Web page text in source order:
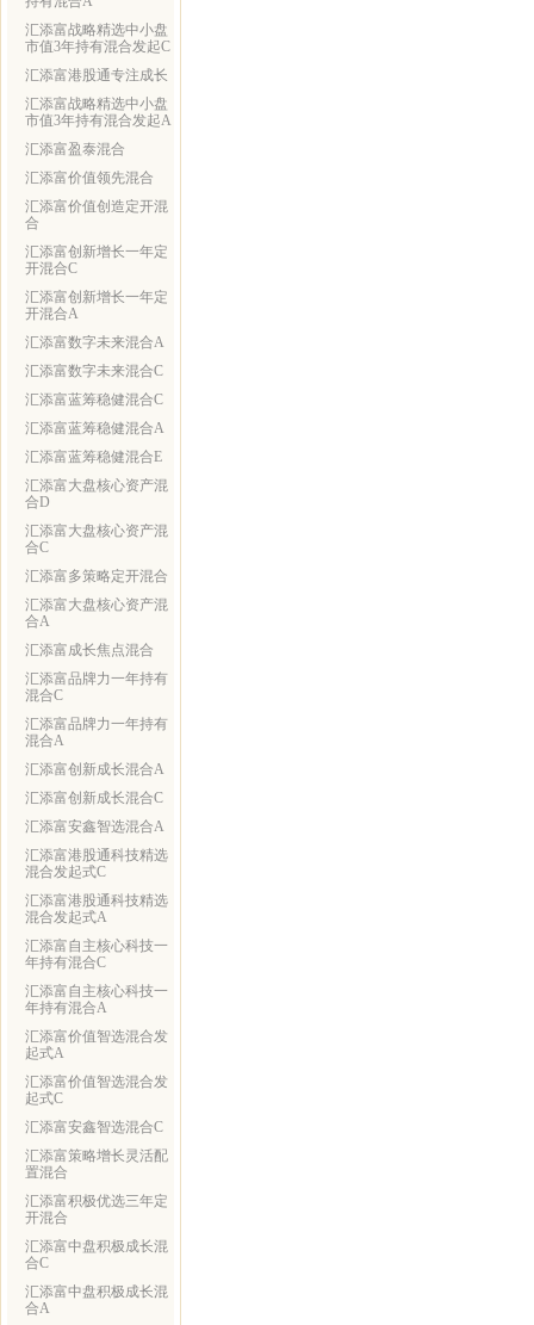
汇添富战略精选中小盘
市值3年持有混合发起C
汇添富港股通专注成长
汇添富战略精选中小盘
市值3年持有混合发起A
汇添富盈泰混合
汇添富价值领先混合
汇添富价值创造定开混
合
汇添富创新增长一年定
开混合C
汇添富创新增长一年定
开混合A
汇添富数字未来混合A
汇添富数字未来混合C
汇添富蓝筹稳健混合C
汇添富蓝筹稳健混合A
汇添富蓝筹稳健混合E
汇添富大盘核心资产混
合D
汇添富大盘核心资产混
合C
汇添富多策略定开混合
汇添富大盘核心资产混
合A
汇添富成长焦点混合
汇添富品牌力一年持有
混合C
汇添富品牌力一年持有
混合A
汇添富创新成长混合A
汇添富创新成长混合C
汇添富安鑫智选混合A
汇添富港股通科技精选
混合发起式C
汇添富港股通科技精选
混合发起式A
汇添富自主核心科技一
年持有混合C
汇添富自主核心科技一
年持有混合A
汇添富价值智选混合发
起式A
汇添富价值智选混合发
起式C
汇添富安鑫智选混合C
汇添富策略增长灵活配
置混合
汇添富积极优选三年定
开混合
汇添富中盘积极成长混
合C
汇添富中盘积极成长混
合A